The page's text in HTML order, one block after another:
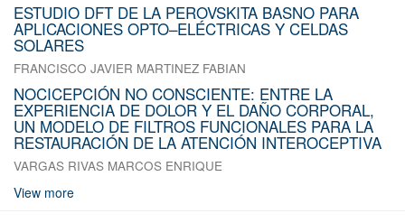
ESTUDIO DFT DE LA PEROVSKITA BASNO PARA
APLICACIONES OPTO–ELÉCTRICAS Y CELDAS
SOLARES
FRANCISCO JAVIER MARTINEZ FABIAN
NOCICEPCIÓN NO CONSCIENTE: ENTRE LA
EXPERIENCIA DE DOLOR Y EL DAÑO CORPORAL,
UN MODELO DE FILTROS FUNCIONALES PARA LA
RESTAURACIÓN DE LA ATENCIÓN INTEROCEPTIVA
VARGAS RIVAS MARCOS ENRIQUE
View more